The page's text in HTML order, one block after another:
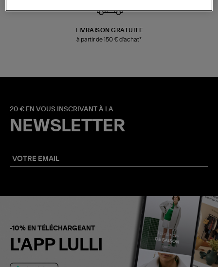
LIVRAISON GRATUITE
à partir de 150 € d'achat*
20 € EN VOUS INSCRIVANT À LA
NEWSLETTER
-10% EN TÉLÉCHARGEANT
L'APP LULLI